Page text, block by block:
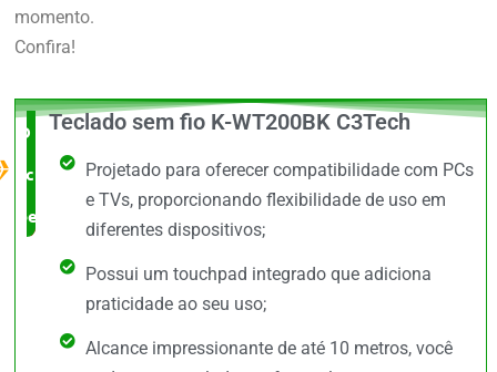
momento.
Confira!
O Melhor
custo x
benefício
Teclado sem fio K-WT200BK C3Tech
Projetado para oferecer compatibilidade com PCs
e TVs, proporcionando flexibilidade de uso em
diferentes dispositivos;
Possui um touchpad integrado que adiciona
praticidade ao seu uso;
Alcance impressionante de até 10 metros, você